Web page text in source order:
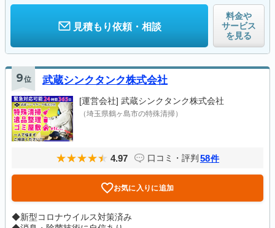
見積もり依頼・相談
料金や
サービス
を見る
9位 武蔵シンクタンク株式会社
[運営会社] 武蔵シンクタンク株式会社
（埼玉県鶴ヶ島市の特殊清掃）
4.97 口コミ・評判 58件
お気に入りに追加
◆新型コロナウイルス対策済み